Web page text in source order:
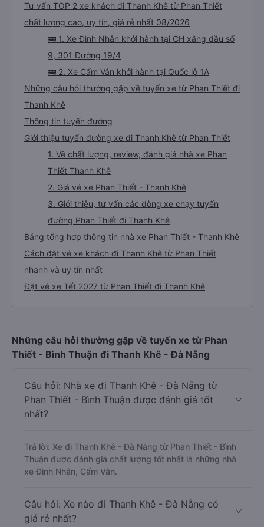
Tư vấn TOP 2 xe khách đi Thanh Khê từ Phan Thiết
chất lượng cao, uy tín, giá rẻ nhất 08/2026
🚌 1. Xe Đình Nhân khởi hành tại CH xăng dầu số
9, 301 Đường 19/4
🚌 2. Xe Cẩm Vân khởi hành tại Quốc lộ 1A
Những câu hỏi thường gặp về tuyến xe từ Phan Thiết đi
Thanh Khê
Thông tin tuyến đường
Giới thiệu tuyến đường xe đi Thanh Khê từ Phan Thiết
1. Về chất lượng, review, đánh giá nhà xe Phan
Thiết Thanh Khê
2. Giá vé xe Phan Thiết - Thanh Khê
3. Giới thiệu, tư vấn các dòng xe chạy tuyến
đường Phan Thiết đi Thanh Khê
Bảng tổng hợp thông tin nhà xe Phan Thiết - Thanh Khê
Cách đặt vé xe khách đi Thanh Khê từ Phan Thiết
nhanh và uy tín nhất
Đặt vé xe Tết 2027 từ Phan Thiết đi Thanh Khê
Những câu hỏi thường gặp về tuyến xe từ Phan
Thiết - Bình Thuận đi Thanh Khê - Đà Nẵng
Câu hỏi: Nhà xe đi Thanh Khê - Đà Nẵng từ
Phan Thiết - Bình Thuận được đánh giá tốt
nhất?
Trả lời: Xe đi Thanh Khê - Đà Nẵng từ Phan Thiết - Bình
Thuận được đánh giá chất lượng tốt nhất là những nhà
xe Đình Nhân, Cẩm Vân.
Câu hỏi: Xe nào đi Thanh Khê - Đà Nẵng có
giá rẻ nhất?